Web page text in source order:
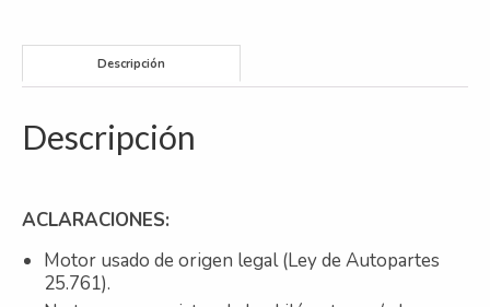
Descripción
Descripción
ACLARACIONES:
Motor usado de origen legal (Ley de Autopartes
25.761).